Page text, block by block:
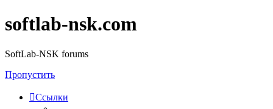
softlab-nsk.com
SoftLab-NSK forums
Пропустить
Ссылки